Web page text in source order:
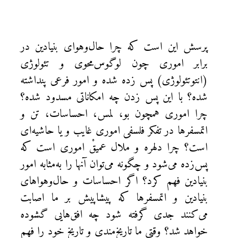
پرسش اين است که چرا حال‌وهوای بنيادين در
برابر اموری چون لوگوس‌محوی و تئولوژی
(انتوتئولوژی) پس زده شده و امور فرعی پنداشته
شده؟ با اين پس زدن چه امکاناتی مسدود شده؟
چرا اموری همچون بو، لمس، احساسات، تن و
اتمسفرها در تفکر فلسفی اموری غايب و يا حاشيه‌ای
است؟ چرا دلهره‌ و ملال عميقْ اموری است که
پس‌زده می‌شود و چگونه می‌توان آنها را به‌مثابه امور
بنيادين فهم کرد؟ اگر احساسات و حال‌وهواهای
بنيادين و اتمسفرها که پيشاپيش بر ما اصابت
می‌کنند جدی گرفته شود چه افق‌هايی گشوده
خواهد شد؟ وقتی ما تاريخ‌مندی و تاريخ خود را فهم